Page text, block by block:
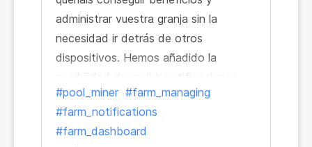
administrar vuestra granja sin la
necesidad ir detrás de otros
dispositivos. Hemos añadido la
posibilidad de recibir notificaciones
«push» de la web: ahora siempre
estarás al día.
#pool_miner #farm_managing
#farm_notifications
#farm_dashboard